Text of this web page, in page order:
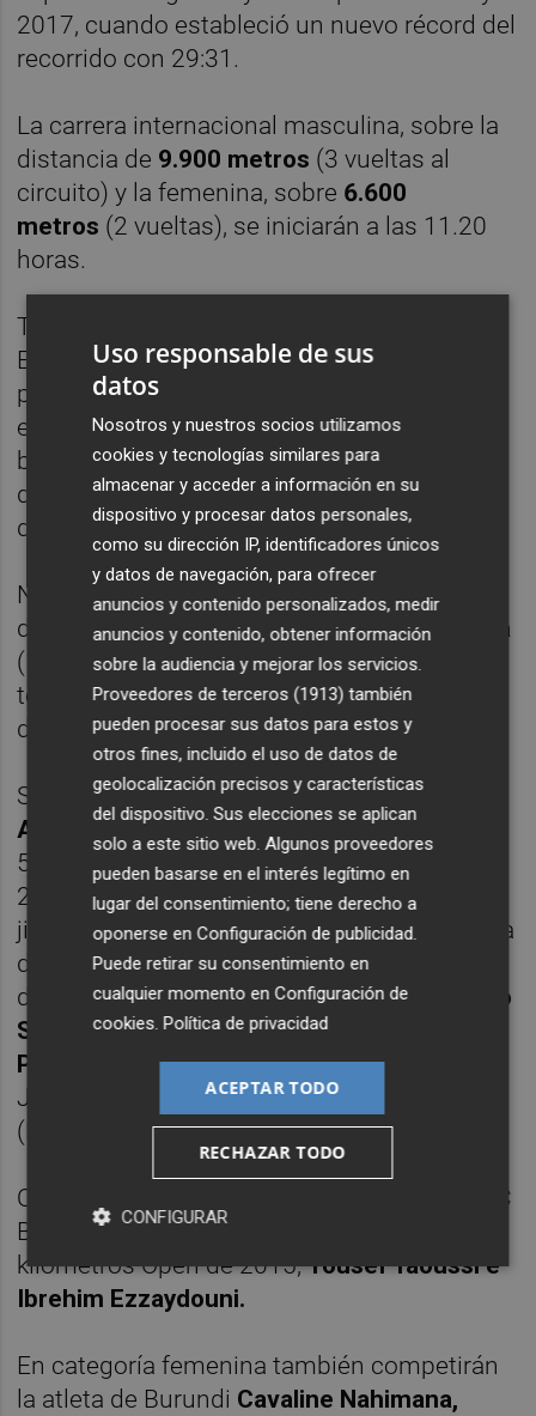
2017, cuando estableció un nuevo récord del
recorrido con 29:31.
La carrera internacional masculina, sobre la
distancia de 9.900 metros (3 vueltas al
circuito) y la femenina, sobre 6.600
metros (2 vueltas), se iniciarán a las 11.20
horas.
Toni Abadía, de 28 años, actual campeón de
España de los 5.000 y los 10.000 metros,
plusmarquista español de los 10 kilómetros
en ruta con un tiempo de 27:46 (2018) y
bronce en los10.000 metrosen el Europeo
de
Amsterdam 2016, se enfrentará a atletas
de muy alto nivel.
No obstante, su gran registro del pasado 28
de octubre en elmedio maratón deValencia
(1h01:15), cuarta mejor marca española de
todos los tiempos, indica su gran momento
de forma.
Sus rivales directos serán el joven eritreo
Awet Habte, de 21 años y finalista de los
5.000 metros del Mundial de Londres y 'top
20' mundial en el ránking de 10.000; el
jienenseSebas Martos,campeón de España
de los 3.000 obstáculos (2017); el campeón
de España de medio maratón (2018),
Camilo
Santiago;el manchegoAntonio 'Chiki'
Pérez,
medalla de los 5.000 metros en los
Juegos Iberoamericanos 2018 en Trujillo
(Perú), y el tortosinoLlorenç Sales.
Otros rivales de nivel serán los atletas del FC
BarcelonaArtur Bossy,
kilómetros Open de 2015,Yousef Taoussi e
Ibrehim Ezzaydouni.
En categoría femenina también competirán
la atleta de Burundi Cavaline Nahimana,
Uso responsable de sus
datos
Nosotros y nuestros socios utilizamos
cookies y tecnologías similares para
almacenar y acceder a información en su
dispositivo y procesar datos personales,
como su dirección IP, identificadores únicos
y datos de navegación, para ofrecer
anuncios y contenido personalizados, medir
anuncios y contenido, obtener información
sobre la audiencia y mejorar los servicios.
Proveedores de terceros (1913) también
pueden procesar sus datos para estos y
otros fines, incluido el uso de datos de
geolocalización precisos y características
del dispositivo. Sus elecciones se aplican
solo a este sitio web. Algunos proveedores
pueden basarse en el interés legítimo en
lugar del consentimiento; tiene derecho a
oponerse enConfiguración de publicidad.
Puede retirar su consentimiento en
cualquier momento enConfiguración de
cookies.Política de privacidad
ACEPTAR TODO
RECHAZAR TODO
CONFIGURAR